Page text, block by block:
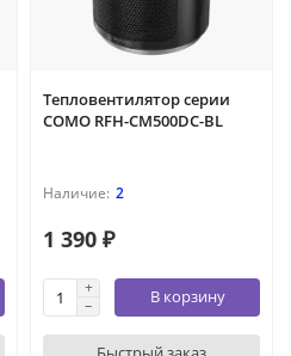
Тепловентилятор серии
COMO RFH-CM500DC-BL
2
1 390 ₽
В корзину